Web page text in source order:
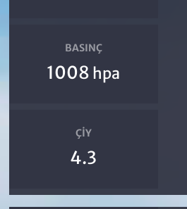
BASINÇ
1008 hpa
ÇIY
4.3